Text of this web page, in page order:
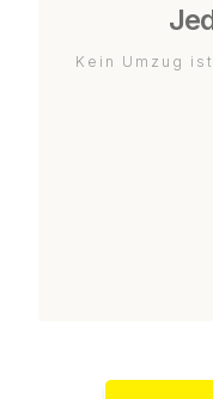
Kein Umzug